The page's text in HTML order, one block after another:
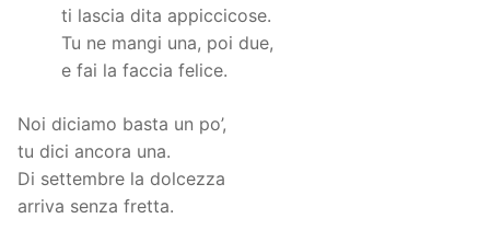
ti lascia dita appiccicose.
Tu ne mangi una, poi due,
e fai la faccia felice.
Noi diciamo basta un po’,
tu dici ancora una.
Di settembre la dolcezza
arriva senza fretta.